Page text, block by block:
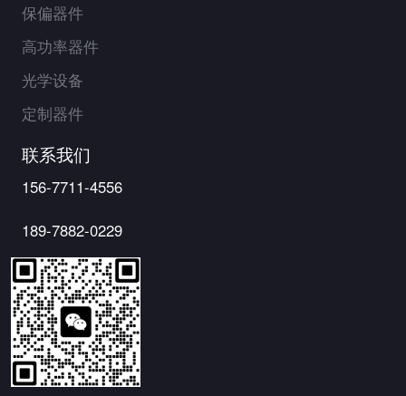
保偏器件
高功率器件
光学设备
定制器件
联系我们
156-7711-4556
189-7882-0229